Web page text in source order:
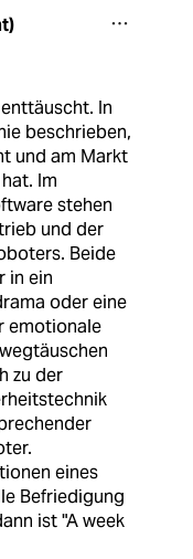
In
beschrieben,
und am Markt
Im
stehen
und der
Beide
in ein
oder eine
emotionale
zu der
eines
Befriedigung
ist "A week